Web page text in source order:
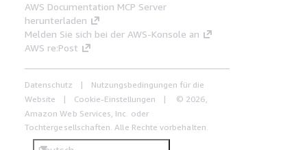
AWS Documentation MCP Server
herunterladen
Melden Sie sich bei der AWS-Konsole an
AWS re:Post
Datenschutz
Nutzungsbedingungen für die
Website
Cookie-Einstellungen
© 2026,
Amazon Web Services, Inc. oder
Tochtergesellschaften. Alle Rechte vorbehalten.